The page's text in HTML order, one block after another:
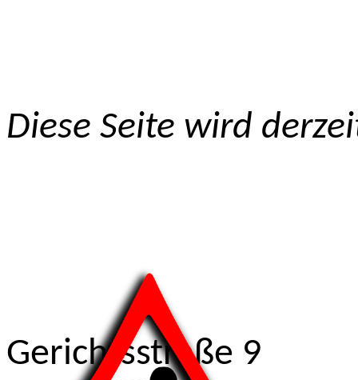
Diese Seite wird
Iris
Gerichtsstraße 9